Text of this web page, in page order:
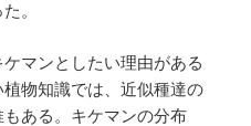
。
マンとしたい理由がある
物知識では、近似種達の
ある。キケマンの分布